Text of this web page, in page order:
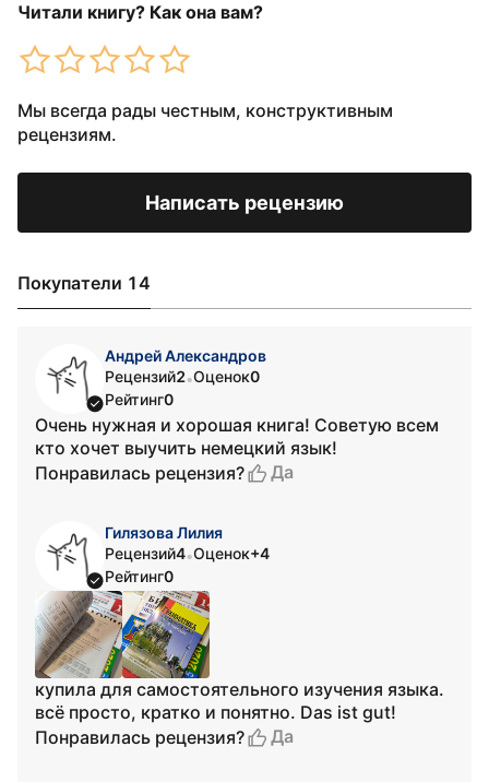
Читали книгу? Как она вам?
Мы всегда рады честным, конструктивным
рецензиям.
Написать рецензию
Покупатели 14
Андрей Александров
Рецензий2•Оценок0
Рейтинг0
Очень нужная и хорошая книга! Советую всем
кто хочет выучить немецкий язык!
Понравилась рецензия?
Да
Гилязова Лилия
Рецензий4•Оценок+4
Рейтинг0
купила для самостоятельного изучения языка.
всё просто, кратко и понятно. Das ist gut!
Понравилась рецензия?
Да